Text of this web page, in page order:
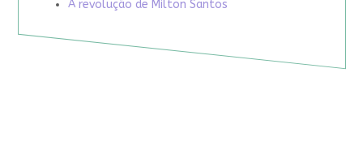
A revolução de Milton Santos